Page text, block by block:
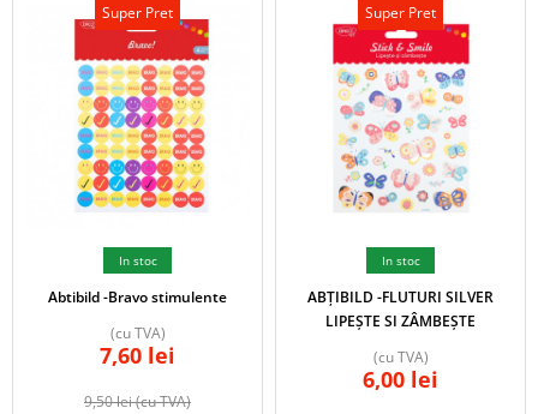
Super Pret
In stoc
Abtibild -Bravo stimulente
9,50lei(cu TVA)
7,60 lei
(cu TVA)
Super Pret
In stoc
ABȚIBILD -FLUTURI SILVER
LIPEȘTE SI ZÂMBEȘTE
6,00 lei
(cu TVA)